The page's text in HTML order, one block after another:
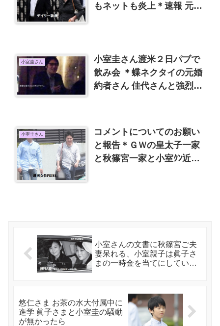
もネットも炎上＊速報 元婚
小室圭さん
小室圭さん渡米２日パブで
飲み会 ＊蝶ネクタイの元婚
約者さん 佳代さんと強烈キ
小室圭さん
コメントについてのお願い
と報告＊ＧＷの皇太子一家
と秋篠宮一家と小室ｸﾝ近況
小室さんの文書に秋篠宮ご夫
妻呆れる、小室親子は眞子さ
まの一時金を当てにしてい
悠仁さま お茶の水大付属中に
進学 眞子さまと小室圭の騒動
が無かったら